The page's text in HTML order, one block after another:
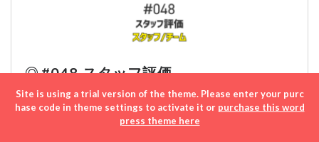
#048 スタッフ評価
チームづくりにとって、各スタッフの能力や日々のよう
す、コンディションを把握することは重要です。阿部と佐
川のあいだでも、スタッフに対する視点や感じ方は異なり
Site is using a trial version of the theme. Please enter your purc
hase code in theme settings to activate it or purchase this word
press theme here